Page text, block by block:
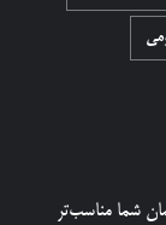
شما مناسب‌تر